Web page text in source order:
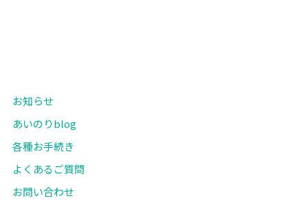
お知らせ
あいのりblog
各種お手続き
よくあるご質問
お問い合わせ